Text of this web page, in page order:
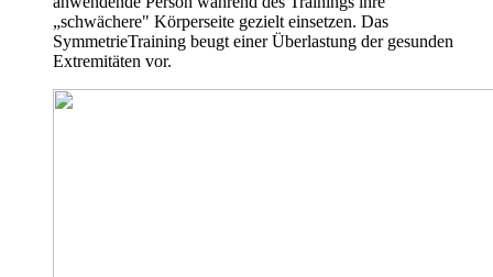
„schwächere" Körperseite gezielt einsetzen. Das
SymmetrieTraining beugt einer Überlastung der gesunden
Extremitäten vor.